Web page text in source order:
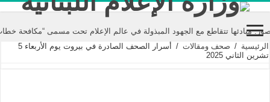
مع الجهود المبذولة في عالم الإعلام تحت مسمى “مكافحة خطاب الكراهية”
الرئيسية / صحف ومقالات /
أسرار الصحف الصادرة في بيروت يوم الأربعاء 5
تشرين الثاني 2025